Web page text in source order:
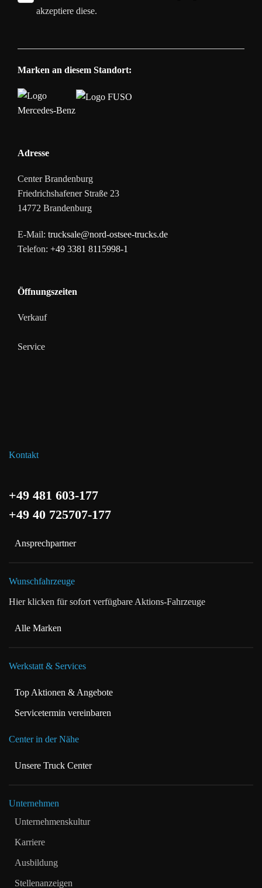
akzeptiere diese.
Marken an diesem Standort:
Adresse
Center Brandenburg
Friedrichshafener Straße 23
14772 Brandenburg
E-Mail: trucksale@nord-ostsee-trucks.de
Telefon: +49 3381 8115998-1
Öffnungszeiten
Verkauf
Service
Kontakt
+49 481 603-177
+49 40 725707-177
Ansprechpartner
Wunschfahrzeuge
Hier klicken für sofort verfügbare Aktions-Fahrzeuge
Alle Marken
Werkstatt & Services
Top Aktionen & Angebote
Servicetermin vereinbaren
Center in der Nähe
Unsere Truck Center
Unternehmen
Ausbildung